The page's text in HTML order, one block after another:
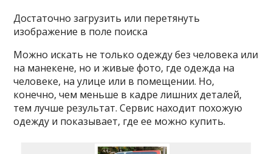
Достаточно загрузить или перетянуть
изображение в поле поиска
Можно искать не только одежду без человека или
на манекене, но и живые фото, где одежда на
человеке, на улице или в помещении. Но,
конечно, чем меньше в кадре лишних деталей,
тем лучше результат. Сервис находит похожую
одежду и показывает, где ее можно купить.